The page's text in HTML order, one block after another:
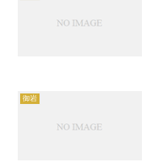
御岩